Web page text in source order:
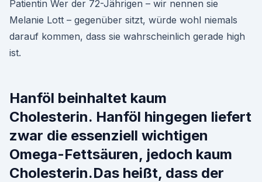
Patientin Wer der 72-Jährigen – wir nennen sie
Melanie Lott – gegenüber sitzt, würde wohl niemals
darauf kommen, dass sie wahrscheinlich gerade high
ist.
Hanföl beinhaltet kaum
Cholesterin. Hanföl hingegen liefert
zwar die essenziell wichtigen
Omega-Fettsäuren, jedoch kaum
Cholesterin.Das heißt, dass der